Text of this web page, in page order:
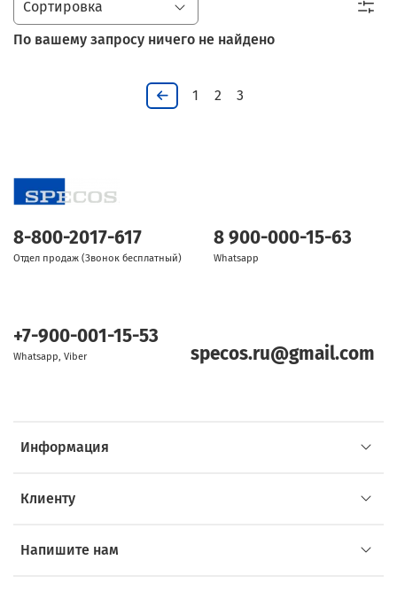
По вашему запросу ничего не найдено
1 2 3
Информация
Клиенту
Напишите нам
8-800-2017-617
Отдел продаж (Звонок бесплатный)
8 900-000-15-63
Whatsapp
+7-900-001-15-53
Whatsapp, Viber specos.ru@gmail.com